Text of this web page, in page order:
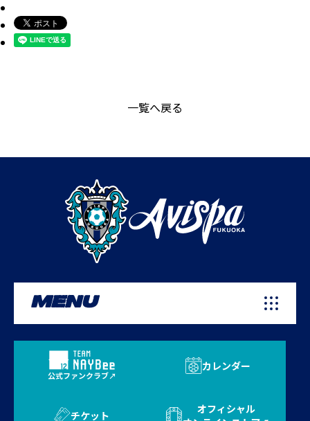
一覧へ戻る
MENU
公式ファンクラブ
カレンダー
チケット
オフィシャル